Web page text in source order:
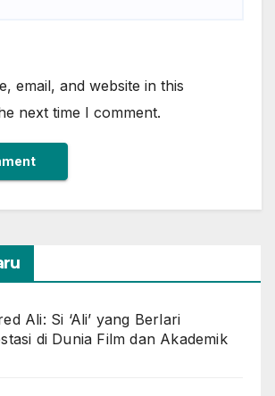
email, and website in this
next time I comment.
Ali: Si ‘Ali’ yang Berlari
di Dunia Film dan Akademik